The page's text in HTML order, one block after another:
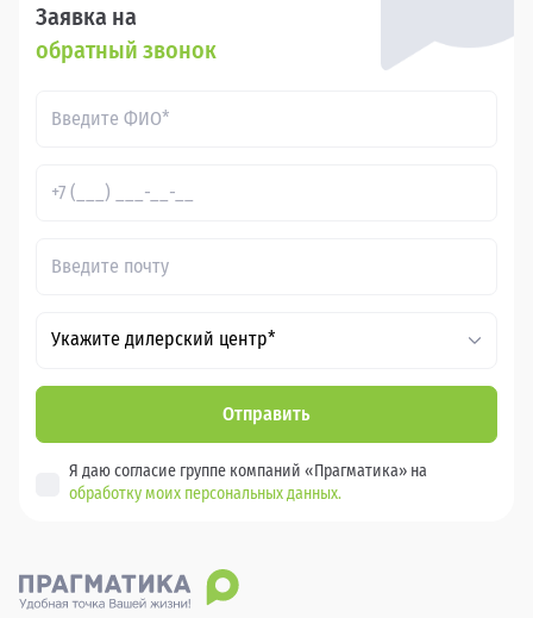
Заявка на
обратный звонок
Укажите дилерский центр*
Отправить
Я даю согласие группе компаний «Прагматика» на
обработку моих персональных данных.